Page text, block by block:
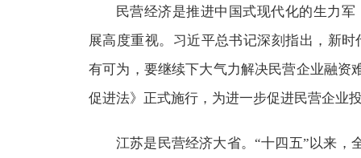
民营经济是推进中国式现代化的生力
展高度重视。习近平总书记深刻指出，新
有可为，要继续下大气力解决民营企业融资
促进法》正式施行，为进一步促进民营企业
江苏是民营经济大省。“十四五”以来，